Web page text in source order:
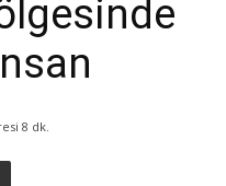
8 dk.